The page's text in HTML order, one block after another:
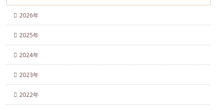
2026年
2025年
2024年
2023年
2022年